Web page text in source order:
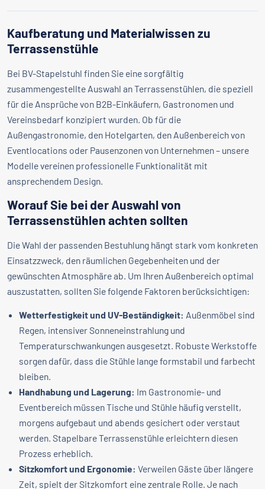
Kaufberatung und Materialwissen zu
Terrassenstühle
Bei BV-Stapelstuhl finden Sie eine sorgfältig
zusammengestellte Auswahl an Terrassenstühlen, die speziell
für die Ansprüche von B2B-Einkäufern, Gastronomen und
Vereinsbedarf konzipiert wurden. Ob für die
Außengastronomie, den Hotelgarten, den Außenbereich von
Eventlocations oder Pausenzonen von Unternehmen – unsere
Modelle vereinen professionelle Funktionalität mit
ansprechendem Design.
Worauf Sie bei der Auswahl von
Terrassenstühlen achten sollten
Die Wahl der passenden Bestuhlung hängt stark vom konkreten
Einsatzzweck, den räumlichen Gegebenheiten und der
gewünschten Atmosphäre ab. Um Ihren Außenbereich optimal
auszustatten, sollten Sie folgende Faktoren berücksichtigen:
Wetterfestigkeit und UV-Beständigkeit: Außenmöbel sind
Regen, intensiver Sonneneinstrahlung und
Temperaturschwankungen ausgesetzt. Robuste Werkstoffe
sorgen dafür, dass die Stühle lange formstabil und farbecht
bleiben.
Handhabung und Lagerung: Im Gastronomie- und
Eventbereich müssen Tische und Stühle häufig verstellt,
morgens aufgebaut und abends gesichert oder verstaut
werden. Stapelbare Terrassenstühle erleichtern diesen
Prozess erheblich.
Sitzkomfort und Ergonomie: Verweilen Gäste über längere
Zeit, spielt der Sitzkomfort eine zentrale Rolle. Je nach